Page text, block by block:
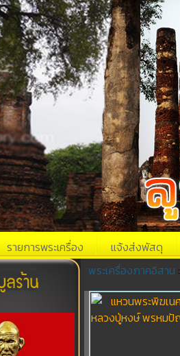
รายการพระเครื่อง แจ้งส่งพัสดุ
พระเครื่องภาคอิสาน